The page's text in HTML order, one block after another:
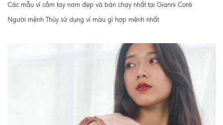
Các mẫu ví cầm tay nam đẹp và bán chạy nhất tại Gianni Conti
Người mệnh Thủy sử dụng ví màu gì hợp mệnh nhất